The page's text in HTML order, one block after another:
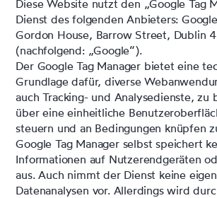
Diese Website nutzt den „Google Tag
Dienst des folgenden Anbieters:
Gordon House, Barrow Street, Dublin
(nachfolgend: „Google“).
Der Google Tag Manager bietet eine
Grundlage dafür, diverse
auch Tracking- und Analysedienste, zu
über eine einheitliche
steuern und an Bedingungen knüpfen
Google Tag Manager selbst speichert
Informationen auf Nutzerendgeräten
aus. Auch nimmt der Dienst keine
Datenanalysen vor. Allerdings wird